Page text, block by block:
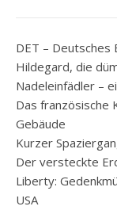
DET – Deutsches
Hildegard, die
Nadeleinfädler –
Das französische
Gebäude
Kurzer
Der versteckte
Liberty:
USA